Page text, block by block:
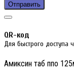
Отправить
QR-код
Для быстрого доступа
Амиксин таб ппо